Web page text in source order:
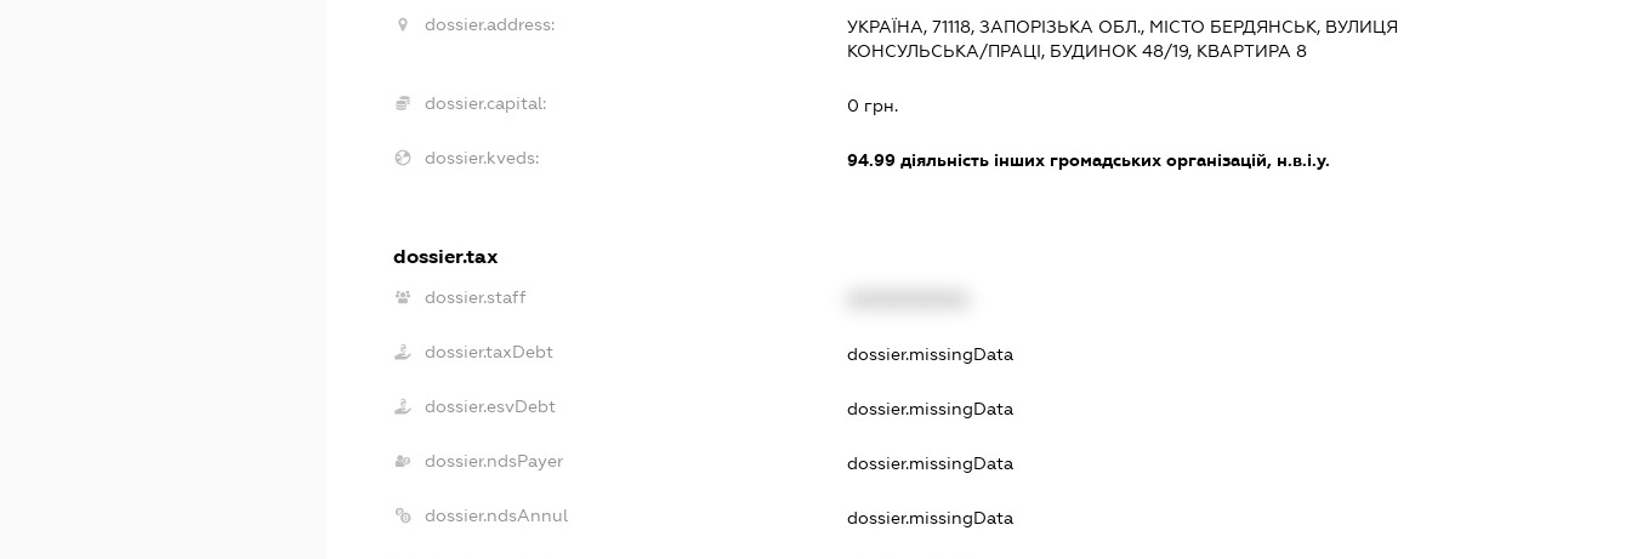
dossier.address:
УКРАЇНА, 71118, ЗАПОРІЗЬКА ОБЛ., МІСТО БЕРДЯНСЬК, ВУЛИЦЯ
КОНСУЛЬСЬКА/ПРАЦІ, БУДИНОК 48/19, КВАРТИРА 8
dossier.capital: 0 грн.
dossier.kveds: 94.99діяльність інших громадських організацій, н.в.і.у.
dossier.tax
dossier.staff
dossier.taxDebt dossier.missingData
dossier.esvDebt dossier.missingData
dossier.ndsPayer dossier.missingData
dossier.ndsAnnul dossier.missingData